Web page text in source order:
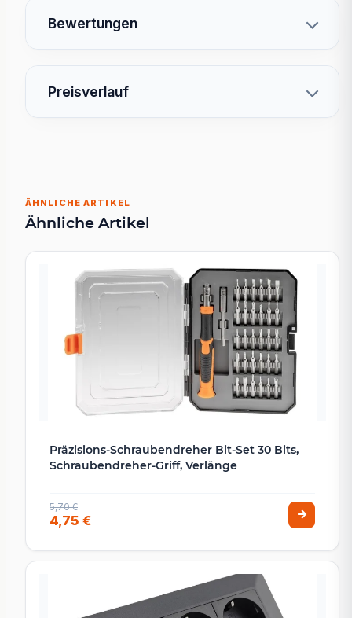
Bewertungen
Preisverlauf
ÄHNLICHE ARTIKEL
Ähnliche Artikel
Präzisions-Schraubendreher Bit-Set 30 Bits,
Schraubendreher-Griff, Verlänge
5,70 €
4,75 €